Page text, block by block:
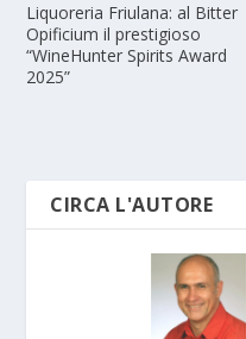
Liquoreria Friulana: al Bitter
Opificium il prestigioso
“WineHunter Spirits Award
2025”
CIRCA L'AUTORE